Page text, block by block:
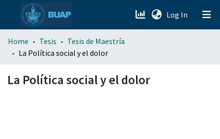
Log In (current)
menu.section.about_menu
Home Tesis
Tesis de Maestría
La Política social y el dolor
La Política social y el dolor